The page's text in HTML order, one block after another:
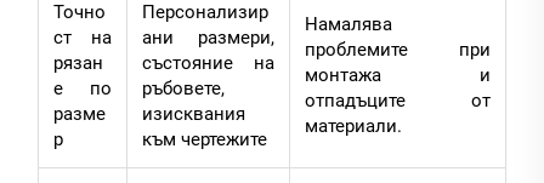
Точно
ст на
рязан
е по
разме
р
Персонализир
ани размери,
състояние на
ръбовете,
изисквания
към чертежите
Намалява
проблемите при
монтажа и
отпадъците от
материали.